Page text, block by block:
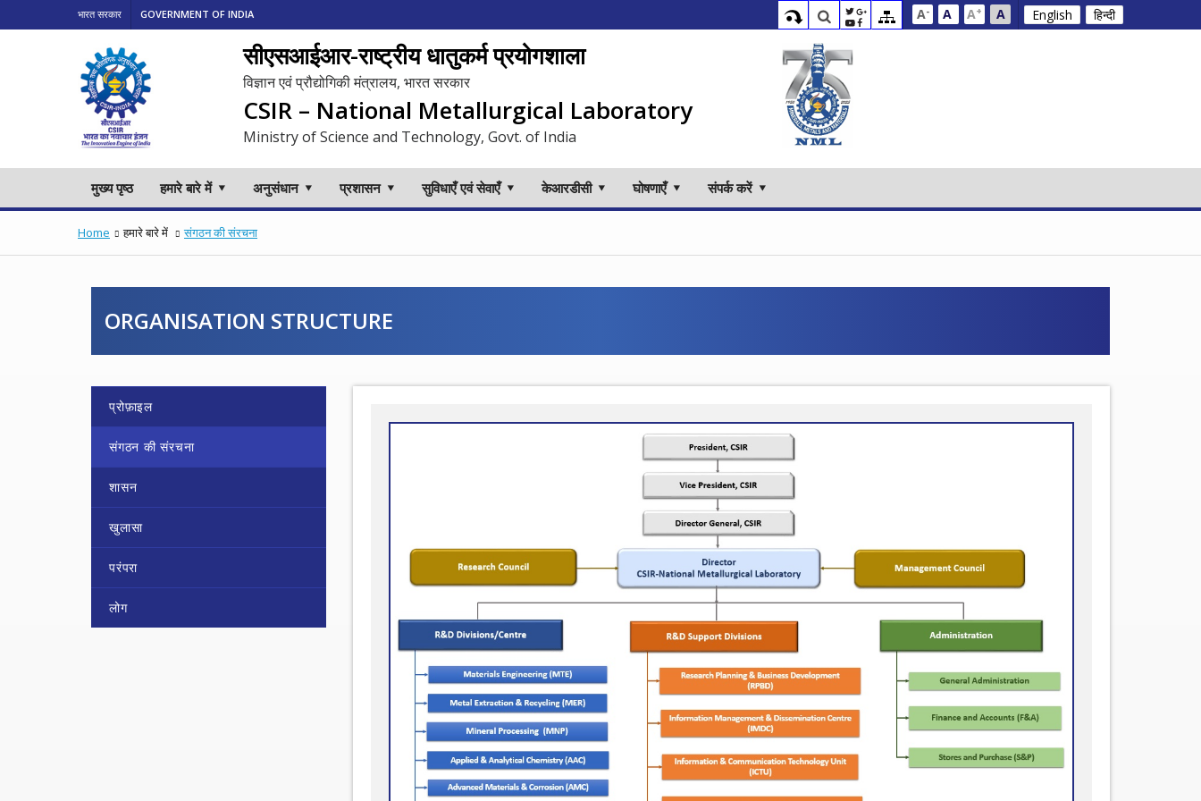
भारत सरकार GOVERNMENT OF INDIA A- A A+ A English हिन्दी
सीएसआईआर-राष्ट्रीय धातुकर्म प्रयोगशाला
विज्ञान एवं प्रौद्योगिकी मंत्रालय, भारत सरकार
CSIR – National Metallurgical Laboratory
Ministry of Science and Technology, Govt. of India
मुख्य पृष्ठ हमारे बारे में अनुसंधान प्रशासन सुविधाएँ एवं सेवाएँ केआरडीसी घोषणाएँ संपर्क करें
Home हमारे बारे में संगठन की संरचना
ORGANISATION STRUCTURE
प्रोफ़ाइल
संगठन की संरचना
शासन
खुलासा
परंपरा
लोग